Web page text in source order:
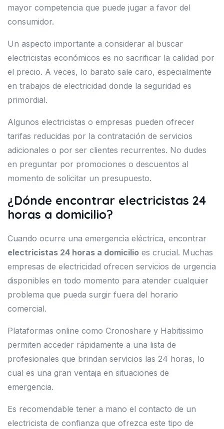
mayor competencia que puede jugar a favor del
consumidor.
Un aspecto importante a considerar al buscar
electricistas económicos es no sacrificar la calidad por
el precio. A veces, lo barato sale caro, especialmente
en trabajos de electricidad donde la seguridad es
primordial.
Algunos electricistas o empresas pueden ofrecer
tarifas reducidas por la contratación de servicios
adicionales o por ser clientes recurrentes. No dudes
en preguntar por promociones o descuentos al
momento de solicitar un presupuesto.
¿Dónde encontrar electricistas 24
horas a domicilio?
Cuando ocurre una emergencia eléctrica, encontrar
electricistas 24 horas a domicilio es crucial. Muchas
empresas de electricidad ofrecen servicios de urgencia
disponibles en todo momento para atender cualquier
problema que pueda surgir fuera del horario
comercial.
Plataformas online como Cronoshare y Habitissimo
permiten acceder rápidamente a una lista de
profesionales que brindan servicios las 24 horas, lo
cual es una gran ventaja en situaciones de
emergencia.
Es recomendable tener a mano el contacto de un
electricista de confianza que ofrezca este tipo de